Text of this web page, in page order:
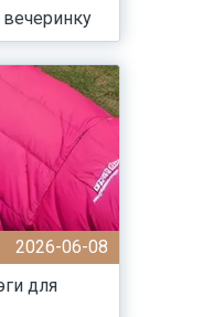
вечеринку
2026-06-08
для